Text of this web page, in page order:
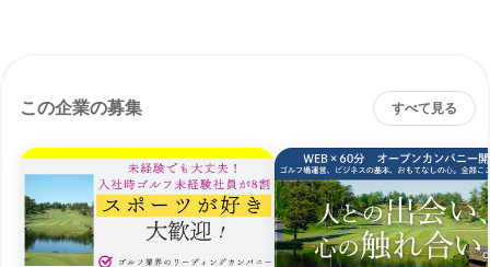
この企業の募集 すべて見る